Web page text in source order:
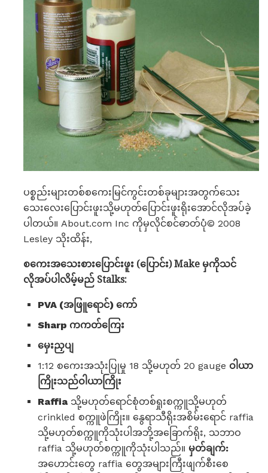
ပစ္စည်းများတစ်စကေးမြင်ကွင်းတစ်ခုများအတွက်သေး
သေးလေးပြောင်းဖူးသို့မဟုတ်ပြောင်းဖူးရိုးအောင်လိုအပ်ခဲ့
ပါတယ်။ About.com Inc ကိုမှလိုင်စင်ဓာတ်ပုံ© 2008
Lesley သိုးထိန်း,
စကေးအသေးစားပြောင်းဖူး (ပြောင်း) Make မှကိုသင်
လိုအပ်ပါလိမ့်မည် Stalks:
PVA (အဖြူရောင်) ကော်
Sharp ကကတ်ကြေး
မှေးညှပျ
1:12 စကေးအသုံးပြုမှု 18 သို့မဟုတ် 20 gauge ဝါယာ
ကြိုးသည်ဝါယာကြိုး
Raffiaသို့မဟုတ်ရောင်စုံတစ်ရှုးစက္ကူသို့မဟုတ်
crinkled စက္ကူဖဲကြိုး။ နွေရာသီရိုးအစိမ်းရောင် raffia
သို့မဟုတ်စက္ကူကိုသုံးပါအဘို့အခြောက်ရိုး, သဘာဝ
raffia သို့မဟုတ်စက္ကူကိုသုံးပါသည်။ မှတ်ချက်:
အဟောင်းတွေ raffia တွေအများကြီးဖျက်စီးစေ